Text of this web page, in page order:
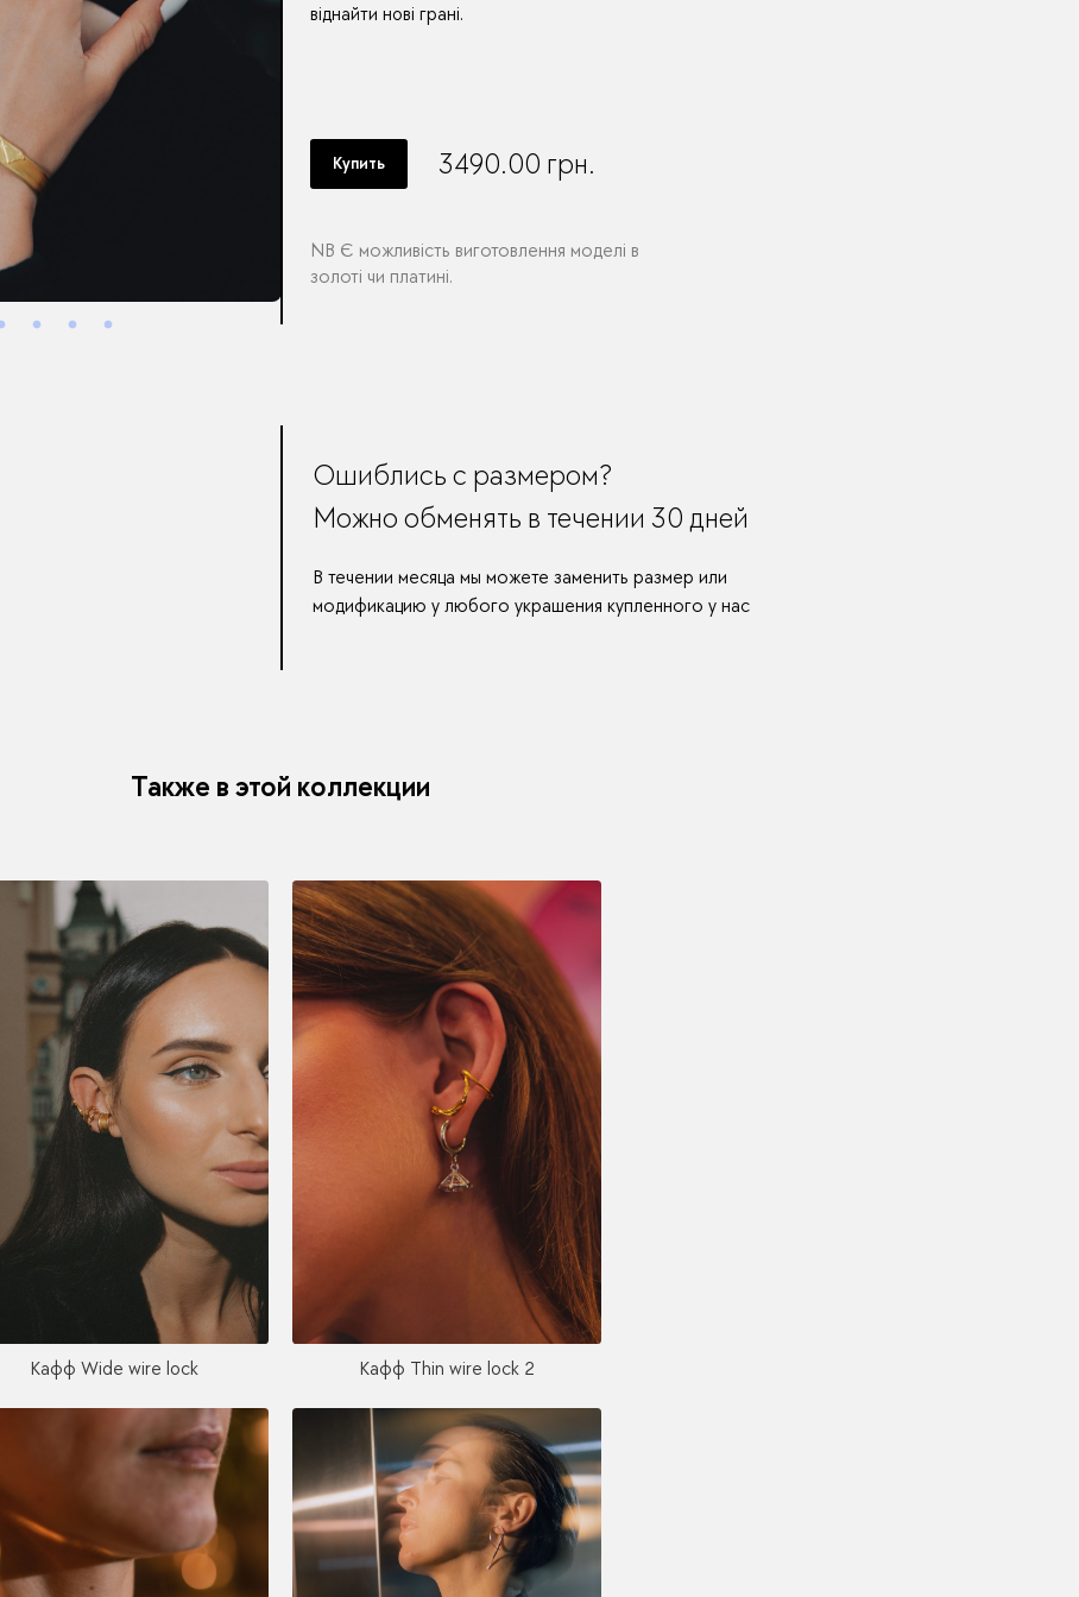
віднайти нові грані.
Купить 3490.00 грн.
NB Є можливість виготовлення моделі в
золоті чи платині.
Ошиблись с размером?
Можно обменять в течении 30 дней
В течении месяца мы можете заменить размер или
модификацию у любого украшения купленного у нас
Также в этой коллекции
Кафф Wide wire lock Кафф Thin wire lock 2